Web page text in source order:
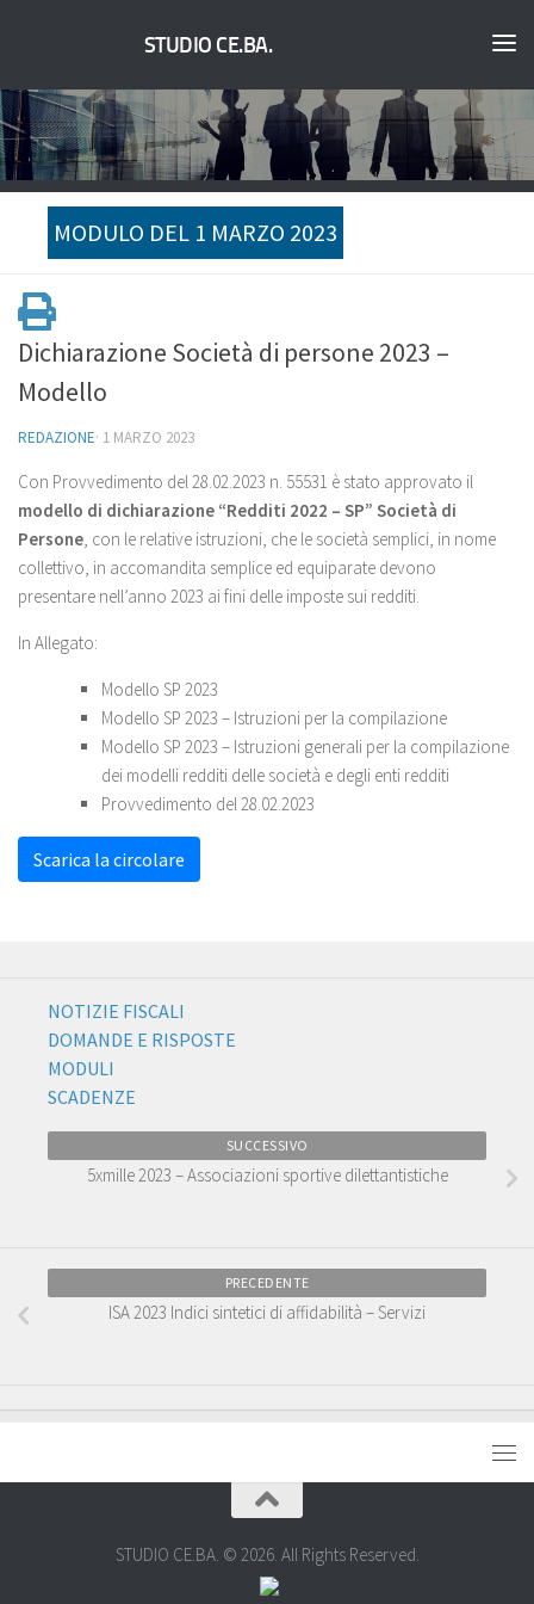
STUDIO CE.BA.
MODULO DEL 1 MARZO 2023
Dichiarazione Società di persone 2023 –
Modello
REDAZIONE· 1 MARZO 2023
Con Provvedimento del 28.02.2023 n. 55531 è stato approvato il
modello di dichiarazione “Redditi 2022 – SP” Società di
Persone, con le relative istruzioni, che le società semplici, in nome
collettivo, in accomandita semplice ed equiparate devono
presentare nell’anno 2023 ai fini delle imposte sui redditi.
In Allegato:
Modello SP 2023
Modello SP 2023 – Istruzioni per la compilazione
Modello SP 2023 – Istruzioni generali per la compilazione
dei modelli redditi delle società e degli enti redditi
Provvedimento del 28.02.2023
Scarica la circolare
NOTIZIE FISCALI
DOMANDE E RISPOSTE
MODULI
SCADENZE
SUCCESSIVO
5xmille 2023 – Associazioni sportive dilettantistiche
PRECEDENTE
ISA 2023 Indici sintetici di affidabilità – Servizi
STUDIO CE.BA. © 2026. All Rights Reserved.